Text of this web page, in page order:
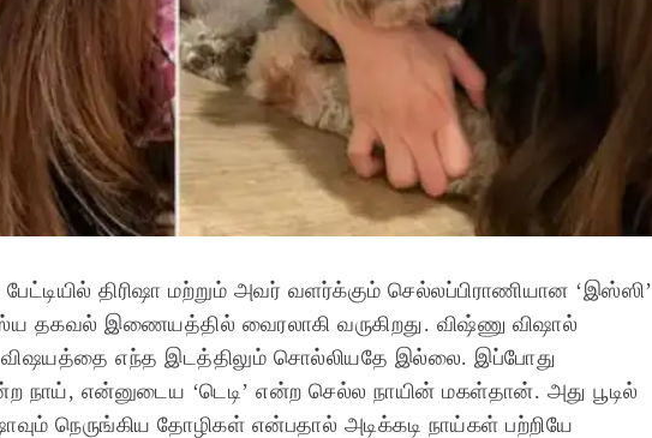
திரிஷா மற்றும் அவர் வளர்க்கும் செல்லப்பிராணியான ‘இஸ்ஸி’
தகவல் இணையத்தில் வைரலாகி வருகிறது. விஷ்ணு விஷால்
விஷயத்தை எந்த இடத்திலும் சொல்லியதே இல்லை. இப்போது
நாய், என்னுடைய ‘டெடி’ என்ற செல்ல நாயின் மகள்தான். அது பூடில்
நெருங்கிய தோழிகள் என்பதால் அடிக்கடி நாய்கள் பற்றியே